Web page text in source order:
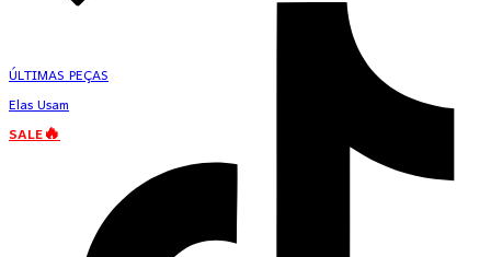
ÚLTIMAS PEÇAS
Elas Usam
SALE🔥